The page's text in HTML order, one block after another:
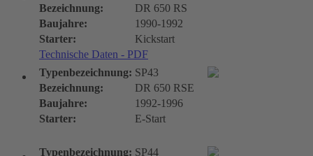
Bezeichnung:
DR 650 RS
Baujahre:
1990-1992
Starter:
Kickstart
Technische Daten - PDF
Typenbezeichnung: SP43
Bezeichnung:
DR 650 RSE
Baujahre:
1992-1996
Starter:
E-Start
Typenbezeichnung: SP44